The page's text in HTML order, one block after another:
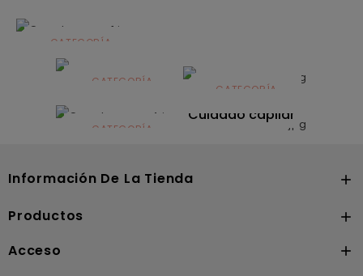
CATEGORÍA
Alimentación
infantilCATEGORÍA
Dermocosmética
CATEGORÍA
Solares
CATEGORÍA
Cuidado capilar
Información De La Tienda 
Productos 
Acceso 